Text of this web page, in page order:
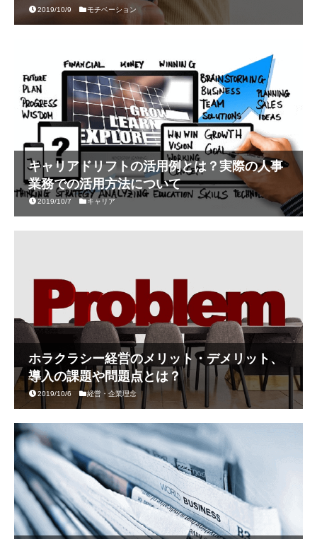
2019/10/9 モチベーション
キャリアドリフトの活用例とは？実際の人事
業務での活用方法について
2019/10/7 キャリア
ホラクラシー経営のメリット・デメリット、
導入の課題や問題点とは？
2019/10/6 経営・企業理念